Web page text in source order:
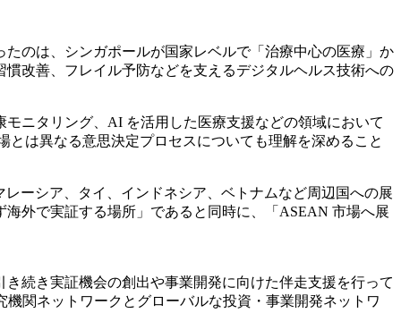
たのは、シンガポールが国家レベルで「治療中心の医療」か
改善、フレイル予防などを支えるデジタルヘルス技術への
ニタリング、AI を活用した医療支援などの領域において
は異なる意思決定プロセスについても理解を深めること
ーシア、タイ、インドネシア、ベトナムなど周辺国への展
外で実証する場所」であると同時に、「ASEAN 市場へ展
続き実証機会の創出や事業開発に向けた伴走支援を行って
機関ネットワークとグローバルな投資・事業開発ネットワ